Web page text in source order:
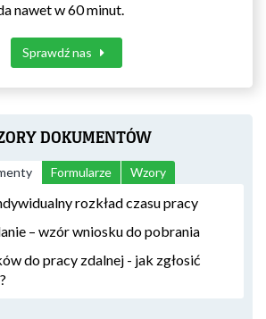
nawet w 60 minut.
Sprawdź nas
DOKUMENTÓW
Formularze Wzory
rozkład czasu pracy
– wzór wniosku do pobrania
do pracy zdalnej - jak zgłosić